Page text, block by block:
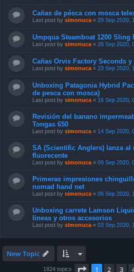
Cañas de pésca con mosca
Last post by simonuca « 29 Sep 2020,
Umpqua Steamboat 1200 Sling
Last post by simonuca « 28 Sep 2020,
Cañas Orvis Factory Seconds
Last post by simonuca « 23 Sep 2020,
Unboxing Patagonia Hybrid
de pesca con mosca)
Last post by simonuca « 16 Sep 2020,
Revisión del banano
Tongas 650
Last post by simonuca « 14 Sep 2020,
SA (Scientific Anglers) lanza
fluorecente
Last post by simonuca « 09 Sep 2020,
Primeras impresiones
nomad hand net
Last post by simonuca « 06 Sep 2020,
Unboxing carrete Lamson
lineas y otros accesorios
Last post by simonuca « 03 Sep 2020,
New Topic
1824 topics Page 1of 37
1 2 3